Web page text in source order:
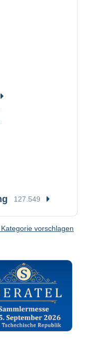
127.549
Kategorie vorschlagen